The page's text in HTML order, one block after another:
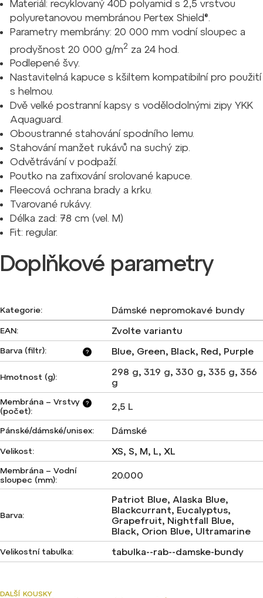
Materiál: recyklovaný 40D polyamid s 2,5 vrstvou
polyuretanovou membránou Pertex Shield®.
Parametry membrány: 20 000 mm vodní sloupec a
prodyšnost 20 000 g/m2 za 24 hod.
Podlepené švy.
Nastavitelná kapuce s kšiltem kompatibilní pro použití
s helmou.
Dvě velké postranní kapsy s vodělodolnými zipy YKK
Aquaguard.
Oboustranné stahování spodního lemu.
Stahování manžet rukávů na suchý zip.
Odvětrávání v podpaží.
Poutko na zafixování srolované kapuce.
Fleecová ochrana brady a krku.
Tvarované rukávy.
Délka zad: 78 cm (vel. M)
Fit: regular.
Doplňkové parametry
Kategorie: Dámské nepromokavé bundy
EAN: Zvolte variantu
?
Barva (filtr): Blue, Green, Black, Red, Purple
Hmotnost (g): 298 g, 319 g, 330 g, 335 g, 356
g
?
Membrána – Vrstvy
(počet): 2,5 L
Pánské/dámské/unisex: Dámské
Velikost: XS, S, M, L, XL
Membrána – Vodní
sloupec (mm): 20.000
Barva:
Patriot Blue, Alaska Blue,
Blackcurrant, Eucalyptus,
Grapefruit, Nightfall Blue,
Black, Orion Blue, Ultramarine
Velikostní tabulka: tabulka--rab--damske-bundy